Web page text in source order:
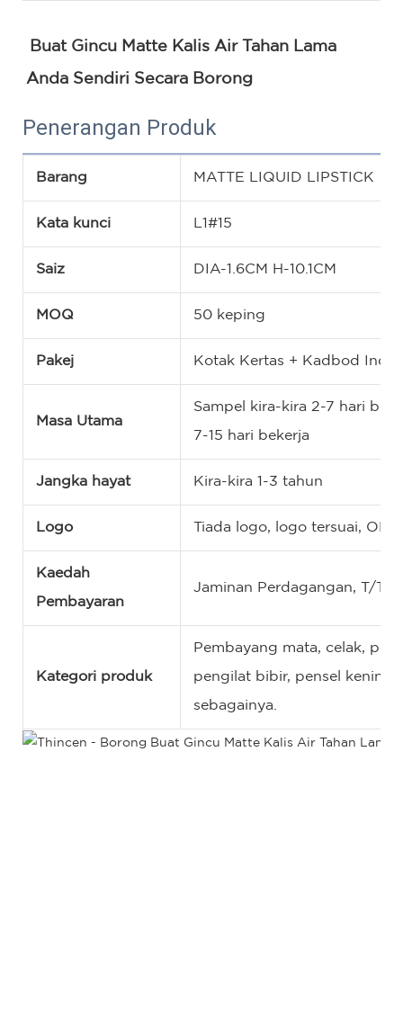
Buat Gincu Matte Kalis Air Tahan Lama
Anda Sendiri Secara Borong
Penerangan Produk
Barang MATTE LIQUID LIPSTICK
Kata kunci L1#15
Saiz DIA-1.6CM H-10.1CM
MOQ 50 keping
Pakej Kotak Kertas + Kadbod
Masa Utama
Sampel kira-kira 2-7 hari
7-15 hari bekerja
Jangka hayat Kira-kira 1-3 tahun
Logo Tiada logo, logo tersuai,
Kaedah
Pembayaran
Jaminan Perdagangan, T/T,
Kategori produk
Pembayang mata, celak,
pengilat bibir, pensel kening,
sebagainya.